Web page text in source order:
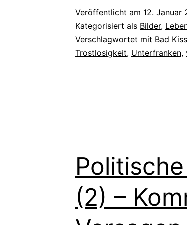
Veröffentlicht am 12. Januar
Kategorisiert als Bilder,
Verschlagwortet mit Bad
Trostlosigkeit, Unterfranken,
(2) –